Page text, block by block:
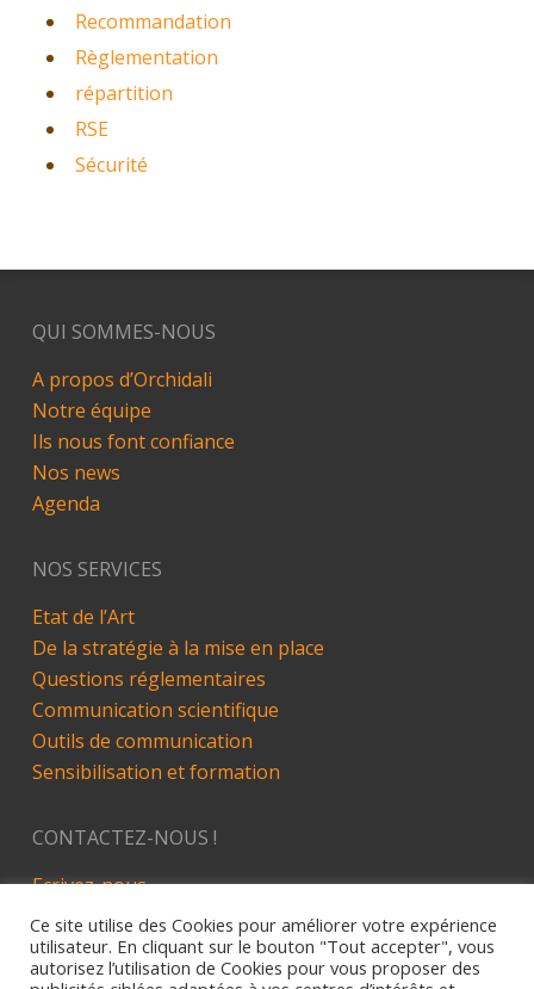
Recommandation
Règlementation
répartition
RSE
Sécurité
QUI SOMMES-NOUS
A propos d’Orchidali
Notre équipe
Ils nous font confiance
Nos news
Agenda
NOS SERVICES
Etat de l’Art
De la stratégie à la mise en place
Questions réglementaires
Communication scientifique
Outils de communication
Sensibilisation et formation
CONTACTEZ-NOUS !
Ecrivez-nous
LinkedIn
Ce site utilise des Cookies pour améliorer votre expérience
utilisateur. En cliquant sur le bouton "Tout accepter", vous
autorisez l’utilisation de Cookies pour vous proposer des